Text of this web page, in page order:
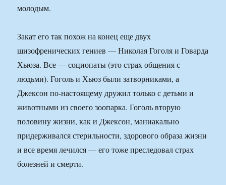
молодым.
Закат его так похож на конец еще двух
шизофренических гениев — Николая Гоголя и Говарда
Хьюза. Все — социопаты (это страх общения с
людьми). Гоголь и Хьюз были затворниками, а
Джексон по-настоящему дружил только с детьми и
животными из своего зоопарка. Гоголь вторую
половину жизни, как и Джексон, маниакально
придерживался стерильности, здорового образа жизни
и все время лечился — его тоже преследовал страх
болезней и смерти.